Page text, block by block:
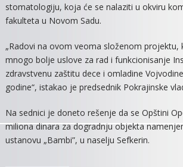
stomatologiju, koja će se nalaziti u okviru
fakulteta u Novom Sadu.
„Radovi na ovom veoma složenom projektu,
mnogo bolje uslove za rad i funkcionisanje
zdravstvenu zaštitu dece i omladine
godine“, istakao je predsednik Pokrajinske
Na sednici je doneto rešenje da se Opštini
miliona dinara za dogradnju objekta
ustanovu „Bambi”, u naselju Sefkerin.